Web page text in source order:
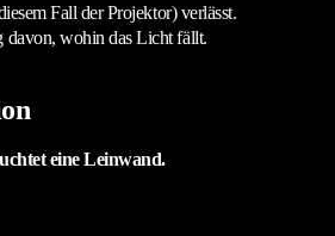
Fall der Projektor) verlässt.
davon, wohin das Licht fällt.
eine Leinwand.